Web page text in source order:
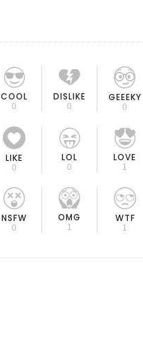
COOL
0
DISLIKE
0
GEEEKY
0
LIKE
0
LOL
0
LOVE
1
NSFW
0
OMG
1
WTF
1